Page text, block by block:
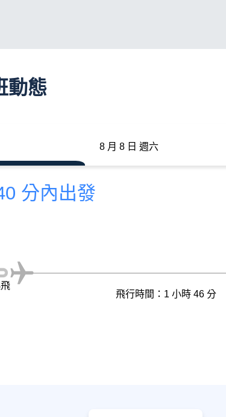
動態
8 月 8 日 週六
分內出發
飛行時間：1 小時 46 分